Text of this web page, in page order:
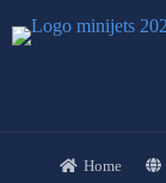
to
content
Home